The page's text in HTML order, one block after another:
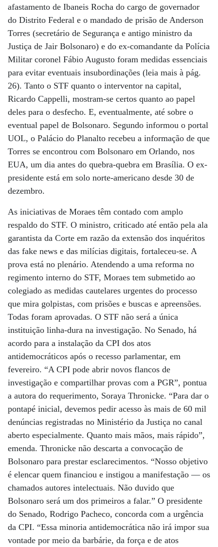
afastamento de Ibaneis Rocha do cargo de governador
do Distrito Federal e o mandado de prisão de Anderson
Torres (secretário de Segurança e antigo ministro da
Justiça de Jair Bolsonaro) e do ex-comandante da Polícia
Militar coronel Fábio Augusto foram medidas essenciais
para evitar eventuais insubordinações (leia mais à pág.
26). Tanto o STF quanto o interventor na capital,
Ricardo Cappelli, mostram-se certos quanto ao papel
deles para o desfecho. E, eventualmente, até sobre o
eventual papel de Bolsonaro. Segundo informou o portal
UOL, o Palácio do Planalto recebeu a informação de que
Torres se encontrou com Bolsonaro em Orlando, nos
EUA, um dia antes do quebra-quebra em Brasília. O ex-
presidente está em solo norte-americano desde 30 de
dezembro.
As iniciativas de Moraes têm contado com amplo
respaldo do STF. O ministro, criticado até então pela ala
garantista da Corte em razão da extensão dos inquéritos
das fake news e das milícias digitais, fortaleceu-se. A
prova está no plenário. Atendendo a uma reforma no
regimento interno do STF, Moraes tem submetido ao
colegiado as medidas cautelares urgentes do processo
que mira golpistas, com prisões e buscas e apreensões.
Todas foram aprovadas. O STF não será a única
instituição linha-dura na investigação. No Senado, há
acordo para a instalação da CPI dos atos
antidemocráticos após o recesso parlamentar, em
fevereiro. “A CPI pode abrir novos flancos de
investigação e compartilhar provas com a PGR”, pontua
a autora do requerimento, Soraya Thronicke. “Para dar o
pontapé inicial, devemos pedir acesso às mais de 60 mil
denúncias registradas no Ministério da Justiça no canal
aberto especialmente. Quanto mais mãos, mais rápido”,
emenda. Thronicke não descarta a convocação de
Bolsonaro para prestar esclarecimentos. “Nosso objetivo
é elencar quem financiou e instigou a manifestação — os
chamados autores intelectuais. Não duvido que
Bolsonaro será um dos primeiros a falar.” O presidente
do Senado, Rodrigo Pacheco, concorda com a urgência
da CPI. “Essa minoria antidemocrática não irá impor sua
vontade por meio da barbárie, da força e de atos